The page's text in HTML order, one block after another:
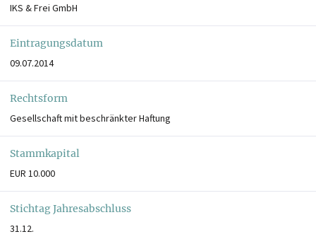
IKS & Frei GmbH
Eintragungsdatum
09.07.2014
Rechtsform
Gesellschaft mit beschränkter Haftung
Stammkapital
EUR 10.000
Stichtag Jahresabschluss
31.12.